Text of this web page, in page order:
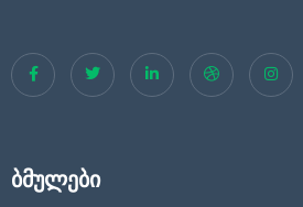
ბმულები